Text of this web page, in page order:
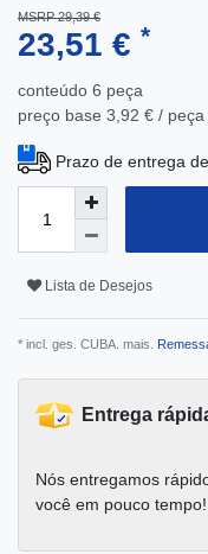
MSRP 29,39 €
23,51 € *
conteúdo 6 peça
preço base 3,92 € / peça
Prazo de entrega
Lista de Desejos
* incl. ges. CUBA. mais.
Entrega
Nós entregamos
você em pouco tempo!